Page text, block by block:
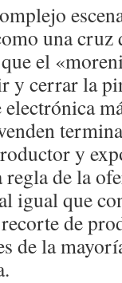
una
el
y cerrar la
y
de la
igual que
de
de la